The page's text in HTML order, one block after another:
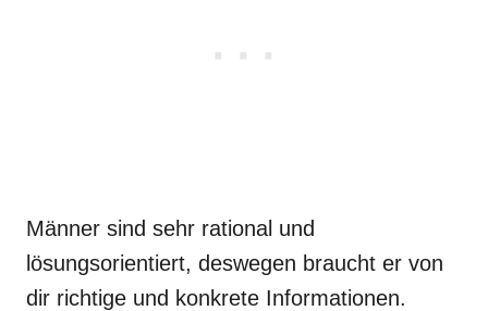
Männer sind sehr rational und
lösungsorientiert, deswegen braucht er von
dir richtige und konkrete Informationen.